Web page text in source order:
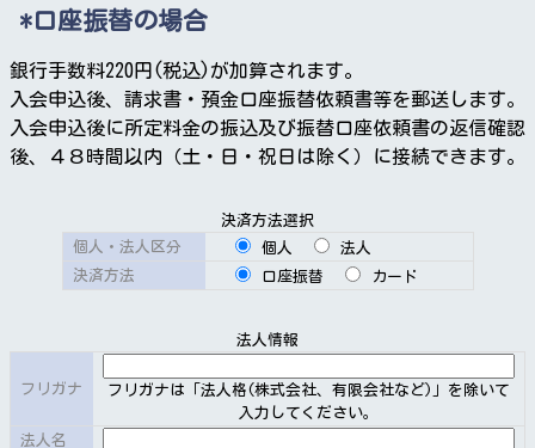
第７条（利用申込）
（１）本サービスの利用申込は、原則として弊社ウェブ
サイト上で行います。
（２）当社が認めた場合に限り、別に定める契約申込書
り書類での利用申込を受け付けます。
［１］利用申込をする方の氏名又は商号及び住所又は居
所、法人にあってはその代表者の氏名
［３］その他本サービスの提供を受けるために必要な事
口座振替の場合
銀行手数料220円(税込)が加算されます。
入会申込後、請求書・預金口座振替依頼書等を郵送します。
入会申込後に所定料金の振込及び振替口座依頼書の返信確認
後、４８時間以内（土・日・祝日は除く）に接続できます。
決済方法選択
個人・法人区分
個人
法人
決済方法
口座振替 カード
法人情報
フリガナ
フリガナは「法人格(株式会社、有限会社など)」を除いて
入力してください。
法人名